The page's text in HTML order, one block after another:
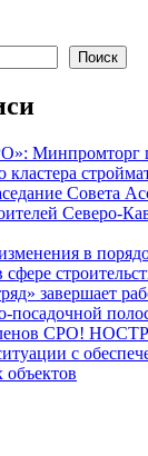
Поиск
Минпромторг
кластера
Совета
Северо-
в
завершает
посадочной
СРО!
с
объектов